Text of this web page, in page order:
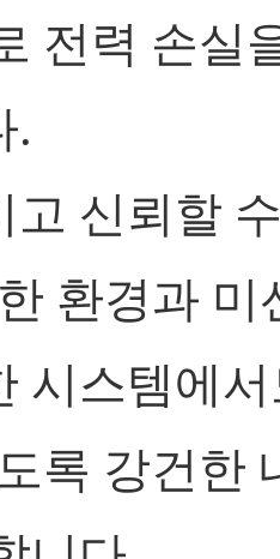
전력 손실
.
고 신뢰할
환경과 미
시스템에
록 강건한